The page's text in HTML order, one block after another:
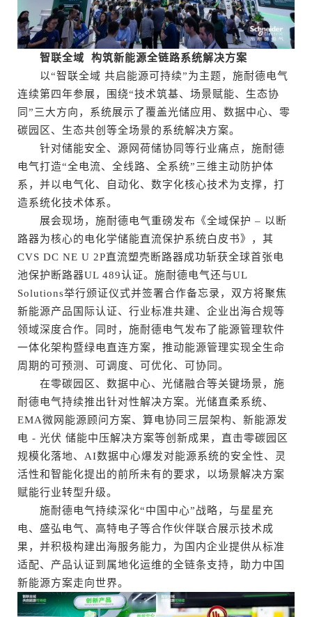
智联全域 构筑新能源全链路系统解决方案
以“智联全域 共启能源可持续”为主题，施耐德电气
连续第四年参展，围绕“技术筑基、场景赋能、生态协
同”三大方向，系统展示了覆盖光储应用、数据中心、零
碳园区、生态共创等全场景的系统解决方案。
针对储能安全、源网荷储协同等行业痛点，施耐德
电气打造“全电流、全线路、全系统”三维主动防护体
系，并以电气化、自动化、数字化核心技术为支撑，打
造系统化技术体系。
展会现场，施耐德电气重磅发布《全域保护 – 以断
路器为核心的电化学储能直流保护系统白皮书》，其
CVS DC NE U 2P直流塑壳断路器成功斩获全球首张电
池保护断路器UL 489认证。施耐德电气还与UL
Solutions举行颁证仪式并签署合作备忘录，双方将聚焦
新能源产品国际认证、行业标准共建、企业出海合规等
领域深度合作。同时，施耐德电气发布了能源管理软件
一体化架构暨绿电直连方案，推动能源管理实现全生命
周期的可预测、可调度、可优化、可协同。
在零碳园区、数据中心、光储融合等关键场景，施
耐德电气持续推出针对性解决方案。光储直柔系统、
EMA微网能源顾问方案、算电协同三层架构、新能源发
电 - 光伏 储能中压解决方案等创新成果，直击零碳园区
规模化落地、AI数据中心爆发对能源系统的安全性、灵
活性和智能化提出的前所未有的要求，以场景解决方案
赋能行业转型升级。
施耐德电气持续深化“中国中心”战略，与星星充
电、盛弘电气、高特电子等合作伙伴联合展示技术成
果，并积极构建出海服务能力，为国内企业提供从标准
适配、产品认证到属地化运维的全链条支持，助力中国
新能源方案走向世界。